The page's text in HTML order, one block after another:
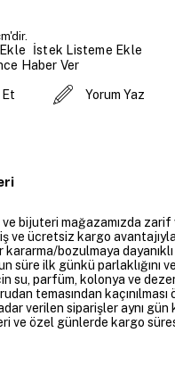
İstek Listeme Ekle
Haber Ver
Et Yorum Yaz
ve bijuteri mağazamızda
ve ücretsiz kargo
kararma/bozulmaya
süre ilk günkü parlaklığını ve
su, parfüm, kolonya ve
temasından
verilen siparişler aynı gün
ve özel günlerde kargo